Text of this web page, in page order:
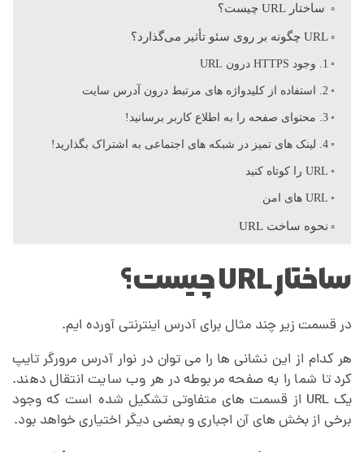
ساختار URL چیست؟
URL چگونه بر روی سئو تأثیر می‌گذارد؟
1. وجود HTTPS درون URL
2. استفاده از کلیدواژه های مرتبط درون آدرس سایت
3. محتوای صفحه را به اطلاع کاربر برسانید!
4. لینک های تمیز در شبکه های اجتماعی به اشتراک بگذارید!
URL را کوتاه کنید
URL های امن
نحوه ساخت URL
ساختار URL چیست؟
در قسمت زیر چند مثال برای آدرس اینترنتی آورده ایم.
هر کدام از این نشانی ­ها را می ­توان در نوار آدرس مرورگر تایپ
کرد تا شما را به صفحه مربوطه در هر وب سایت انتقال دهند.
یک URL از قسمت های متفاوتی تشکیل شده است که وجود
برخی از بخش های آن اجباری و بعضی دیگر اختیاری خواهد بود.